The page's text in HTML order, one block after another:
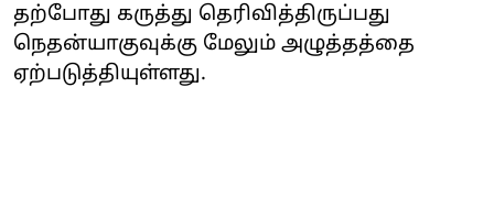
தற்போது கருத்து தெரிவித்திருப்பது
நெதன்யாகுவுக்கு மேலும் அழுத்தத்தை
ஏற்படுத்தியுள்ளது.